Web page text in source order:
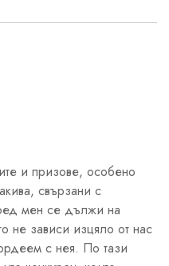
и призове, особено
свързани с
мен се дължи на
не зависи изцяло от нас
с нея. По тази